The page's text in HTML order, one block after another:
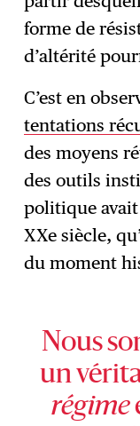
forme de
d’altérité
C’est en
tentations
des moyens
des outils
politique
XXe siècle,
du moment
Nous
un
régime